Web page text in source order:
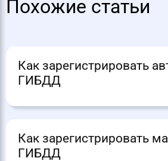
Похожие статьи
Как зарегистрировать
ГИБДД
Как зарегистрировать
ГИБДД